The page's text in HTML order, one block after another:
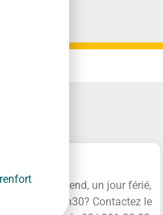
le week-end, un jour férié,
19H00 à 08h30? Contactez le